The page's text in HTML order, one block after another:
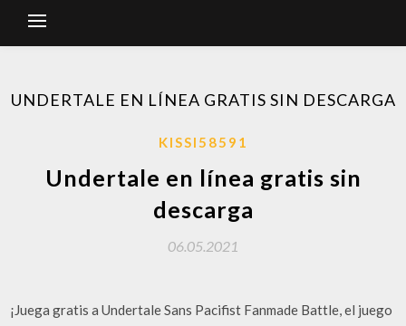
UNDERTALE EN LÍNEA GRATIS SIN DESCARGA
KISSI58591
Undertale en línea gratis sin
descarga
06.05.2021
¡Juega gratis a Undertale Sans Pacifist Fanmade Battle, el juego